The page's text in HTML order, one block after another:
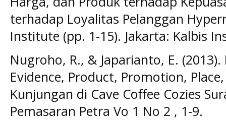
terhadap Loyalitas Pelanggan
Institute (pp. 1-15). Jakarta: Kalbis
Nugroho, R., & Japarianto, E.
Evidence, Product, Promotion,
Kunjungan di Cave Coffee Cozies
Pemasaran Petra Vo 1 No 2 , 1-9.